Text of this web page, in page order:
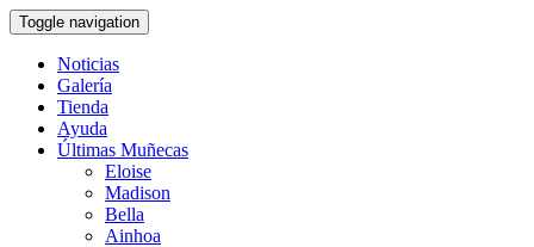
Toggle navigation
Noticias
Galería
Tienda
Ayuda
Últimas Muñecas
Eloise
Madison
Bella
Ainhoa